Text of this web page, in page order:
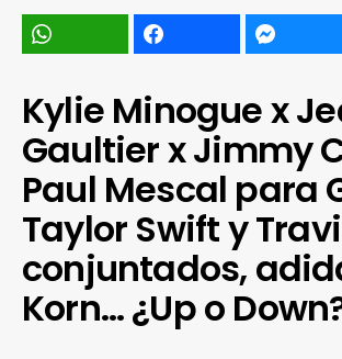
Kylie Minogue x
Gaultier x Jimmy
Paul Mescal para
Taylor Swift y
conjuntados,
Korn… ¿Up o